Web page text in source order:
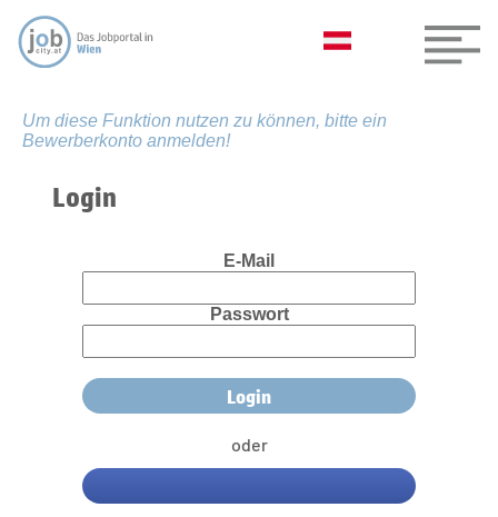
Um diese Funktion nutzen zu können, bitte ein
Bewerberkonto anmelden!
Login
E-Mail
Passwort
oder